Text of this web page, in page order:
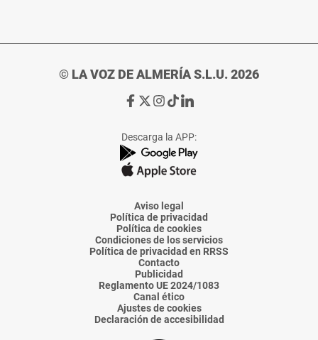
© LA VOZ DE ALMERÍA S.L.U. 2026
Ir
de
La
Voz
Almería
Ir
de
La
Voz
Almería
Ir
de
La
Voz
Almería
Ir
de
La
Voz
Almería
Ir
de
La
Voz
Descarga la APP:
Aviso legal
Política de privacidad
Política de cookies
Condiciones de los servicios
Política de privacidad en RRSS
Contacto
Publicidad
Reglamento UE 2024/1083
Canal ético
Ajustes de cookies
Declaración de accesibilidad